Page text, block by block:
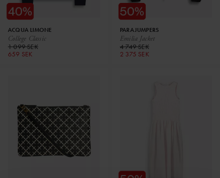
College Classic
ACQUA LIMONE
1 099 SEK
659 SEK
Emilia Jacket
PARAJUMPERS
4 749 SEK
2 375 SEK